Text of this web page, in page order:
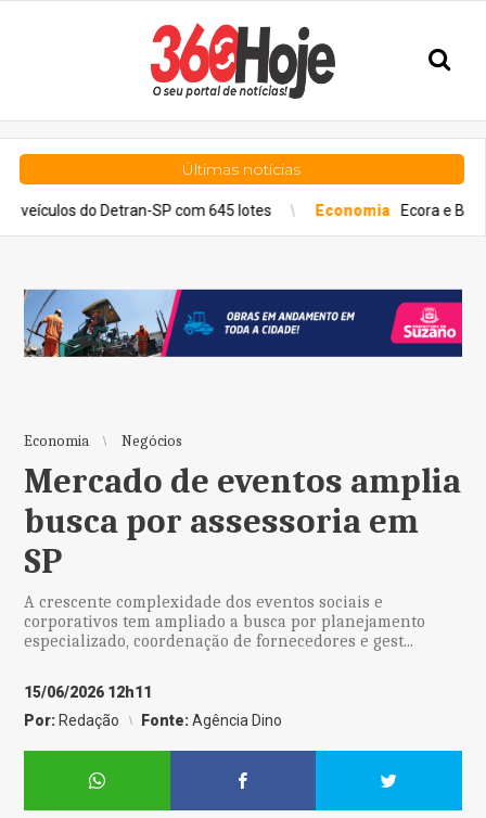
Últimas notícias
Detran-SP com 645 lotes Economia Ecora e BeZero elevam
Economia Negócios
Mercado de eventos amplia
busca por assessoria em
SP
A crescente complexidade dos eventos sociais e
corporativos tem ampliado a busca por planejamento
especializado, coordenação de fornecedores e gest...
15/06/2026 12h11
Por: Redação Fonte:Agência Dino